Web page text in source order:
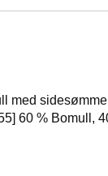
60 % Bomull,